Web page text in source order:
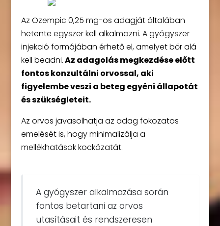
Az Ozempic 0,25 mg-os adagját általában
hetente egyszer kell alkalmazni. A gyógyszer
injekció formájában érhető el, amelyet bőr alá
kell beadni.Az adagolás megkezdése előtt
fontos konzultálni orvossal, aki
figyelembe veszi a beteg egyéni állapotát
és szükségleteit.
Az orvos javasolhatja az adag fokozatos
emelését is, hogy minimalizálja a
mellékhatások kockázatát.
A gyógyszer alkalmazása során
fontos betartani az orvos
utasításait és rendszeresen